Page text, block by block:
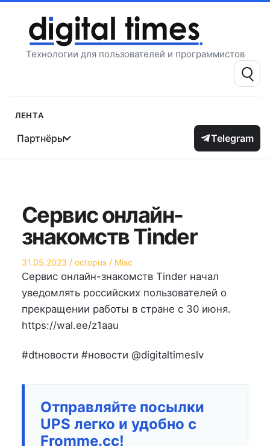
содержимому
Технологии для пользователей и программистов
Поиск:
Лента
Партнёры Telegram
Сервис онлайн-
знакомств Tinder
Опубликовано
на
31.05.2023 Автор
octopus
Опубликовано
в
Misc
Сервис онлайн-знакомств Tinder начал
уведомлять российских пользователей о
прекращении работы в стране с 30 июня.
https://wal.ee/z1aau
#dtновости #новости @digitaltimeslv
Отправляйте посылки
UPS легко и удобно с
Fromme.cc!